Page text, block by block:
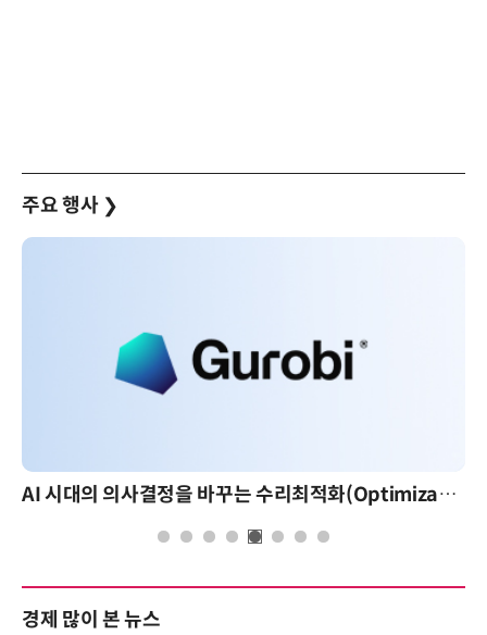
주요 행사 ❯
AI 시대의 의사결정을 바꾸는 수리최적화(Optimization): 실제 산업 적용 사례와 활용 전략
경제 많이 본 뉴스